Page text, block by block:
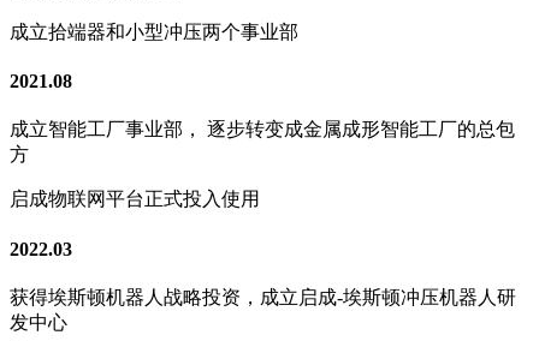
成立拾端器和小型冲压两个事业部
2021.08
成立智能工厂事业部， 逐步转变成金属成形智能工厂的总包
方
启成物联网平台正式投入使用
2022.03
获得埃斯顿机器人战略投资，成立启成-埃斯顿冲压机器人研
发中心